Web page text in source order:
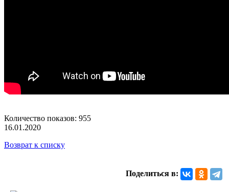
Количество показов: 955
16.01.2020
Возврат к списку
Поделиться в: